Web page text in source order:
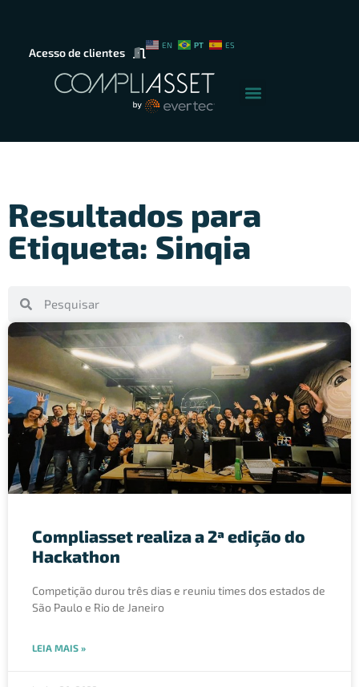
Acesso de clientes
EN PT ES
Resultados para
Etiqueta: Sinqia
Compliasset realiza a 2ª edição do
Hackathon
Competição durou três dias e reuniu times dos estados de
São Paulo e Rio de Janeiro
LEIA MAIS »